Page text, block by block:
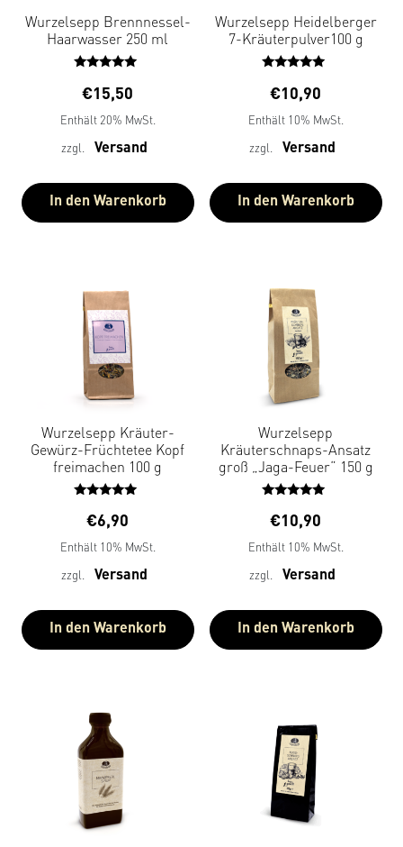
Wurzelsepp Brennnessel-
Haarwasser 250 ml
Bewertet
mit
5.00
von 5
€15,50
Enthält 20% MwSt.
zzgl. Versand
In den Warenkorb
Wurzelsepp Heidelberger
7-Kräuterpulver100 g
Bewertet
mit
4.67
von 5
€10,90
Enthält 10% MwSt.
zzgl. Versand
In den Warenkorb
Wurzelsepp Kräuter-
Gewürz-Früchtetee Kopf
freimachen 100 g
Bewertet
mit
5.00
von 5
€6,90
Enthält 10% MwSt.
zzgl. Versand
In den Warenkorb
Wurzelsepp
Kräuterschnaps-Ansatz
groß „Jaga-Feuer“ 150 g
Bewertet
mit
5.00
von 5
€10,90
Enthält 10% MwSt.
zzgl. Versand
In den Warenkorb